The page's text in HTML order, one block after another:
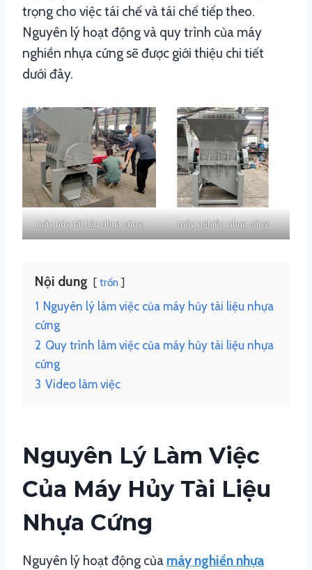
trọng cho việc tái chế và tái chế tiếp theo.
Nguyên lý hoạt động và quy trình của máy
nghiền nhựa cứng sẽ được giới thiệu chi tiết
dưới đây.
máy hủy tài liệu nhựa cứng máy nghiền nhựa cứng
Nội dung trốn
1 Nguyên lý làm việc của máy hủy tài liệu nhựa
cứng
2 Quy trình làm việc của máy hủy tài liệu nhựa
cứng
3 Video làm việc
Nguyên Lý Làm Việc
Của Máy Hủy Tài Liệu
Nhựa Cứng
Nguyên lý hoạt động của máy nghiền nhựa